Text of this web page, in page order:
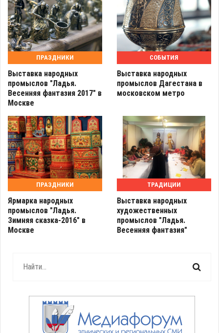
ПРАЗДНИКИ
Выставка народных
промыслов "Ладья.
Весенняя фантазия 2017" в
Москве
СОБЫТИЯ
Выставка народных
промыслов Дагестана в
московском метро
ПРАЗДНИКИ
Ярмарка народных
промыслов "Ладья.
Зимняя сказка-2016" в
Москве
ТРАДИЦИИ
Выставка народных
художественных
промыслов "Ладья.
Весенняя фантазия"